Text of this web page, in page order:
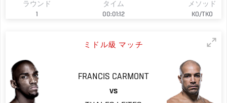
ラウンド
1
タイム
00:01:12
メソッド
KO/TKO
ミドル級 マッチ
FRANCIS CARMONT
VS